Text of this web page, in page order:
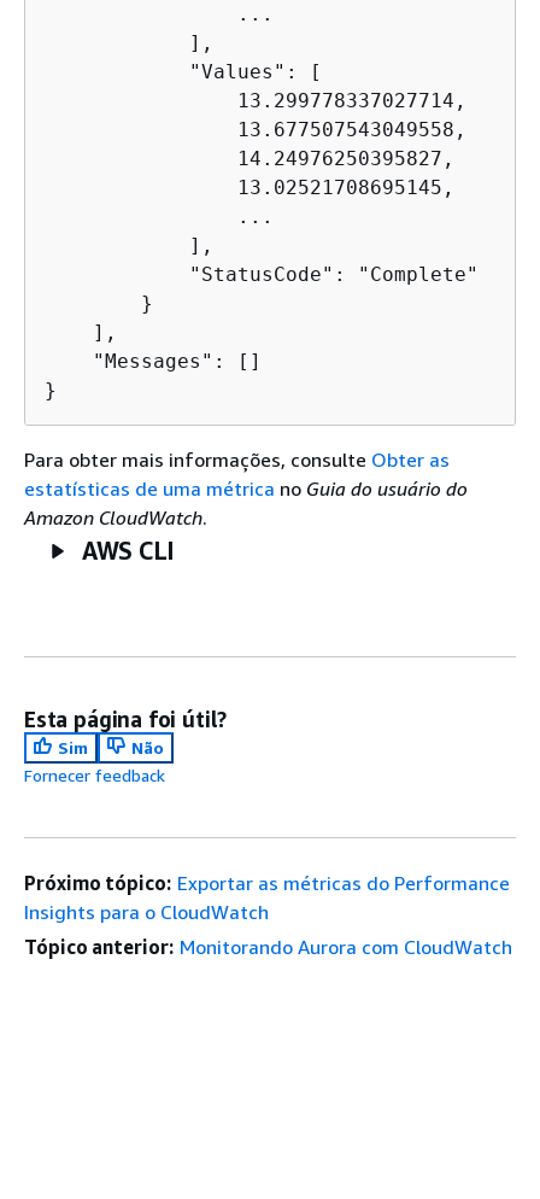
                ...
            ],
            "Values": [
                13.299778337027714,
                13.677507543049558,
                14.24976250395827,
                13.02521708695145,
                ...
            ],
            "StatusCode": "Complete"
        }
    ],
    "Messages": []
}
Para obter mais informações, consulte Obter as
estatísticas de uma métrica no Guia do usuário do
Amazon CloudWatch.
AWS CLI
Esta página foi útil?
Sim
Não
Fornecer feedback
Próximo tópico: Exportar as métricas do Performance
Insights para o CloudWatch
Tópico anterior: Monitorando Aurora com CloudWatch